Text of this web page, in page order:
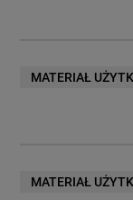
MATERIAŁ
MATERIAŁ